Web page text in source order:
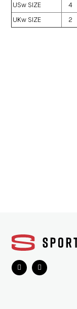
USw SIZE
4
UKw SIZE
2